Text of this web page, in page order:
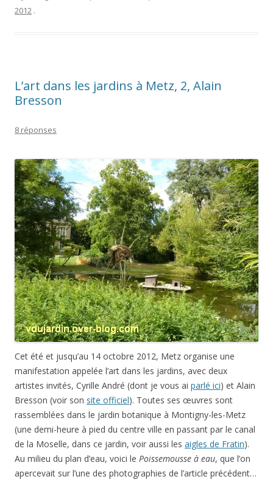
2012 .
L’art dans les jardins à Metz, 2, Alain
Bresson
8 réponses
Cet été et jusqu’au 14 octobre 2012, Metz organise une
manifestation appelée l’art dans les jardins, avec deux
artistes invités, Cyrille André (dont je vous ai parlé ici) et Alain
Bresson (voir son site officiel). Toutes ses œuvres sont
rassemblées dans le jardin botanique à Montigny-les-Metz
(une demi-heure à pied du centre ville en passant par le canal
de la Moselle, dans ce jardin, voir aussi les aigles de Fratin).
Au milieu du plan d’eau, voici le Poissemousse à eau, que l’on
apercevait sur l’une des photographies de l’article précédent…